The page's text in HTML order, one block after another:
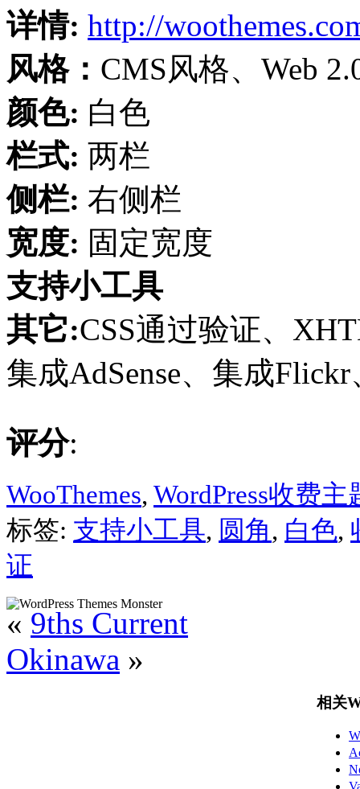
详情: http://
风格： CMS风格、Web
颜色: 白色
栏式: 两栏
侧栏: 右侧栏
宽度: 固定宽度
支持小工具
其它:CSS通过验证、
集成AdSense、集成
评分:
WooThemes, WordPress收费主
标签: 支持小工具, 圆角, 白色,
证
« 9ths Current
Okinawa »
相关